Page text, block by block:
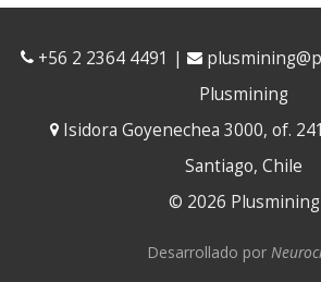
+56 2 2364 4491 |
Plusmining
Isidora Goyenechea 3000, of.
Santiago, Chile
© 2026 Plusmining
Desarrollado por